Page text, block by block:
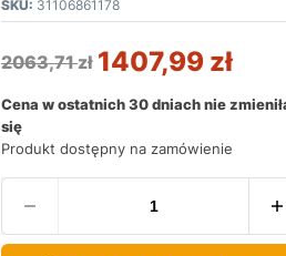
SKU: 31106861178
2063,71zł 1407,99 zł
Cena w ostatnich 30 dniach nie
się
Produkt dostępny na zamówienie